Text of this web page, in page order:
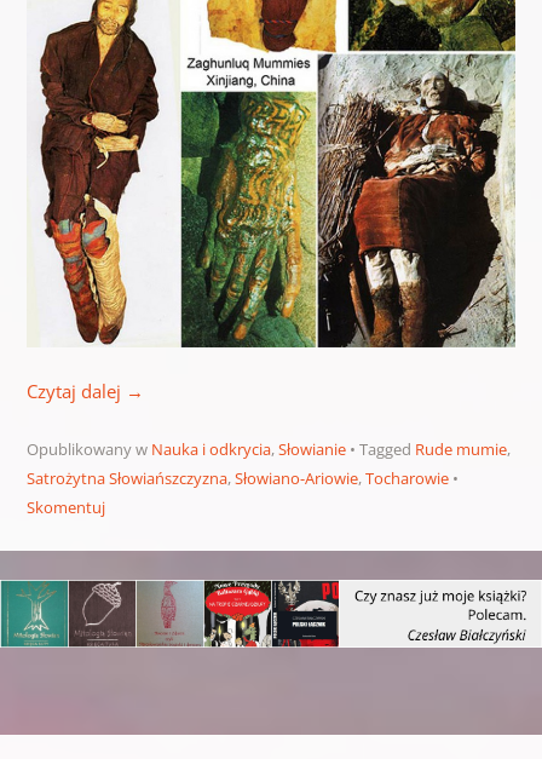
Czytaj dalej →
Opublikowany w Nauka i odkrycia,Słowianie Tagged Rude mumie,
Satrożytna Słowiańszczyzna,Słowiano-Ariowie,Tocharowie
Skomentuj